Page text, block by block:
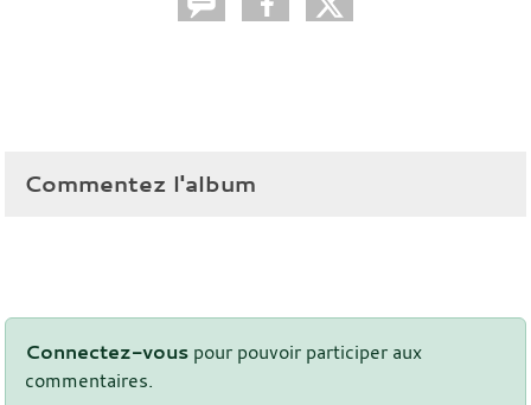
Commentez l'album
Connectez-vous pour pouvoir participer aux
commentaires.